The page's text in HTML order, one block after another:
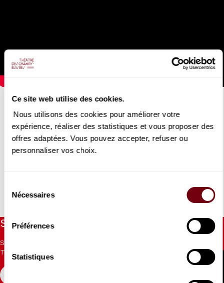
Ce site web utilise des cookies.
Nous utilisons des cookies pour améliorer votre
expérience, réaliser des statistiques et vous proposer des
offres adaptées. Vous pouvez accepter, refuser ou
personnaliser vos choix.
Nécessaires
Préférences
Statistiques
JULIEN CHAUVIN
Interview au violon
11/12/2023
DETAILS
Stay informed
Sign up for the newsletter to receive updates from the
Theatre.